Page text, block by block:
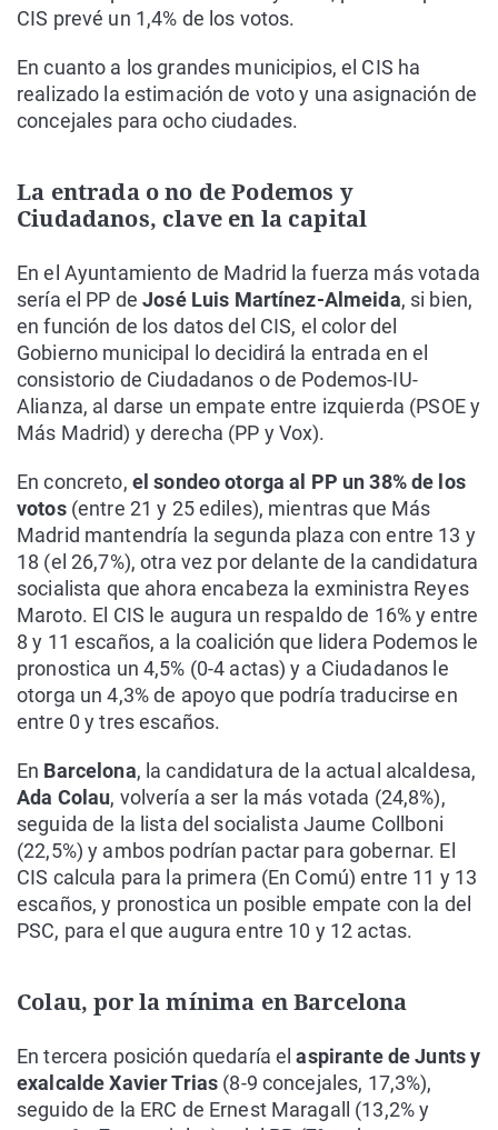
CIS prevé un 1,4% de los votos.
En cuanto a los grandes municipios, el CIS ha
realizado la estimación de voto y una asignación de
concejales para ocho ciudades.
La entrada o no de Podemos y
Ciudadanos, clave en la capital
En el Ayuntamiento de Madrid la fuerza más votada
sería el PP deJosé Luis Martínez-Almeida, si bien,
en función de los datos del CIS, el color del
Gobierno municipal lo decidirá la entrada en el
consistorio de Ciudadanos o de Podemos-IU-
Alianza, al darse un empate entre izquierda (PSOE y
Más Madrid) y derecha (PP y Vox).
En concreto, el sondeo otorga al PP un 38% de los
votos(entre 21 y 25 ediles), mientras que Más
Madrid mantendría la segunda plaza con entre 13 y
18 (el 26,7%), otra vez por delante de la candidatura
socialista que ahora encabeza la exministra Reyes
Maroto. El CIS le augura un respaldo de 16% y entre
8 y 11 escaños, a la coalición que lidera Podemos le
pronostica un 4,5% (0-4 actas) y a Ciudadanos le
otorga un 4,3% de apoyo que podría traducirse en
entre 0 y tres escaños.
En Barcelona, la candidatura de la actual alcaldesa,
Ada Colau, volvería a ser la más votada (24,8%),
seguida de la lista del socialista Jaume Collboni
(22,5%) y ambos podrían pactar para gobernar. El
CIS calcula para la primera (En Comú) entre 11 y 13
escaños, y pronostica un posible empate con la del
PSC, para el que augura entre 10 y 12 actas.
Colau, por la mínima en Barcelona
En tercera posición quedaría elaspirante de Junts y
exalcalde Xavier Trias (8-9 concejales, 17,3%),
seguido de la ERC de Ernest Maragall (13,2% y